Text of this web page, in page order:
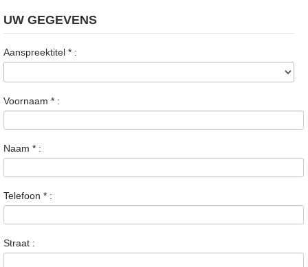
UW GEGEVENS
Aanspreektitel * :
Voornaam * :
Naam * :
Telefoon * :
Straat :